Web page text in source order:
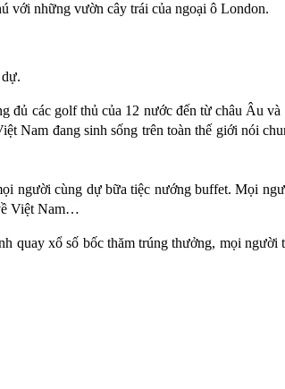
với những vườn cây trái của ngoại ô London.
các golf thủ của 12 nước đến từ châu Âu và
Nam đang sinh sống trên toàn thế giới nói
người cùng dự bữa tiệc nướng buffet. Mọi
Việt Nam…
quay xổ số bốc thăm trúng thưởng, mọi người